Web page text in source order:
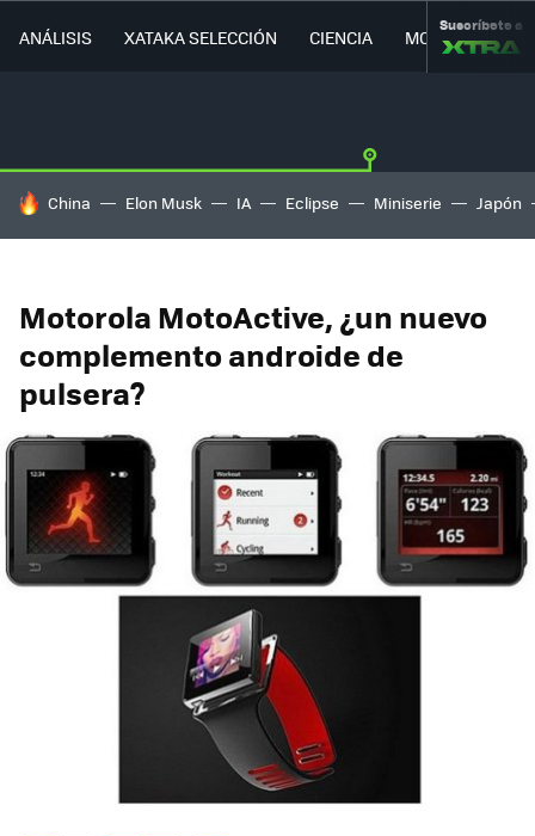
ANÁLISIS XATAKA SELECCIÓN CIENCIA MOVILIDAD
Suscríbete a
HOY SE HABLA DE
China Elon Musk IA Eclipse Miniserie Japón
Motorola MotoActive, ¿un nuevo
complemento androide de
pulsera?